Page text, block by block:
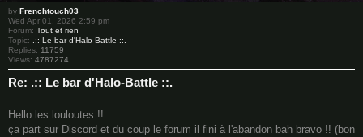
by Frenchtouch03
Wed Apr 01, 2026 2:59 pm
Forum: Tout et rien
Topic:
.:: Le bar d'Halo-Battle ::.
Replies: 11759
Views: 4787274
Re: .:: Le bar d'Halo-Battle ::.
Hello les louloutes !!
ça part sur Discord et du coup le forum il fini à l'abandon bah bravo !! (bon